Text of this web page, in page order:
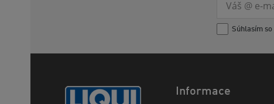
Súhlasím so
Informace